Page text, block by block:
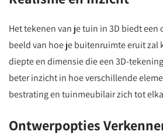
Het tekenen van je tuin in 3D biedt een
beeld van hoe je buitenruimte eruit zal
diepte en dimensie die een 3D-
beter inzicht in hoe verschillende
bestrating en tuinmeubilair zich tot
Ontwerpopties